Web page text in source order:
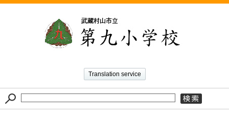
Translation service